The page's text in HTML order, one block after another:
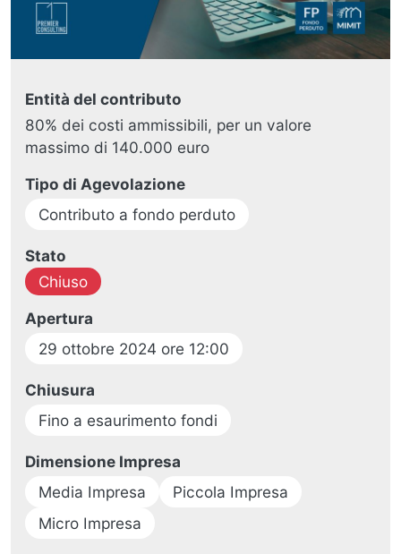
Entità del contributo
80% dei costi ammissibili, per un valore
massimo di 140.000 euro
Tipo di Agevolazione
Contributo a fondo perduto
Stato
Chiuso
Apertura
29 ottobre 2024 ore 12:00
Chiusura
Fino a esaurimento fondi
Dimensione Impresa
Media Impresa
Piccola Impresa
Micro Impresa